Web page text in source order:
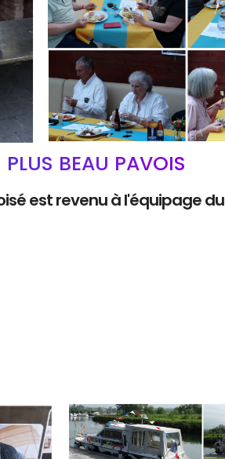
BEAU PAVOIS
est revenu à l'équipage du
Branding
ARMCHAIR